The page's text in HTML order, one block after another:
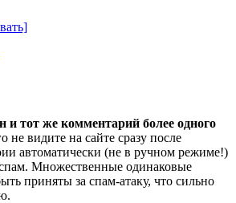
и тот же комментарий более одного
не видите на сайте сразу после
автоматически (не в ручном режиме!)
Множественные одинаковые
приняты за спам-атаку, что сильно